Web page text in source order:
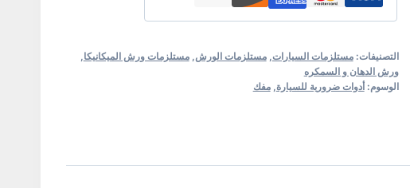
التصنيفات:مستلزمات السيارات,مستلزمات الورش,مستلزمات ورش الميكانيكا,
ورش الدهان و السمكره
الوسوم:أدوات ضرورية للسيارة,مفك